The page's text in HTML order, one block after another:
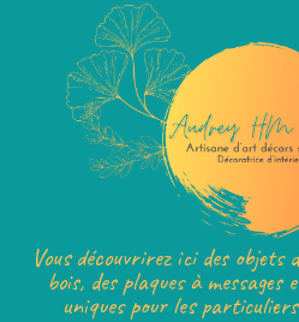
Vous découvrirez ici des
bois, des plaques à
uniques pour les